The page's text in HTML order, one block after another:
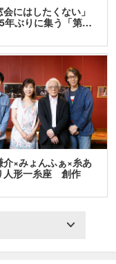
会にはしたくない」
ぶりに集う「第…
介×みょんふぁ×糸あ
人形一糸座 創作